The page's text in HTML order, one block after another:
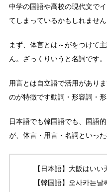
中学の国語や高校の現代文で
てしまっているかもしれません
まず、体言とは～がをつけて
ん。ざっくりいうと名詞です。
用言とは自立語で活用があり
のが特徴です動詞・形容詞・
日本語でも韓国語でも、国語
が、体言・用言・名詞といっ
【日本語】大阪はいい
【韓国語】오사카는